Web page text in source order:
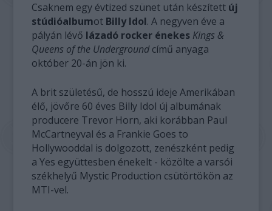
Csaknem egy évtized szünet után készített új
stúdióalbumot Billy Idol. A negyven éve a
pályán lévő lázadó rocker énekes Kings &
Queens of the Undergroundcímű anyaga
október 20-án jön ki.
A brit születésű, de hosszú ideje Amerikában
élő, jövőre 60 éves Billy Idol új albumának
producere Trevor Horn, aki korábban Paul
McCartneyval és a Frankie Goes to
Hollywooddal is dolgozott, zenészként pedig
a Yes együttesben énekelt - közölte a varsói
székhelyű Mystic Production csütörtökön az
MTI-vel.